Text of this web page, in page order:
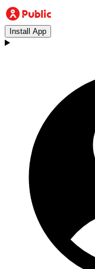
Install App